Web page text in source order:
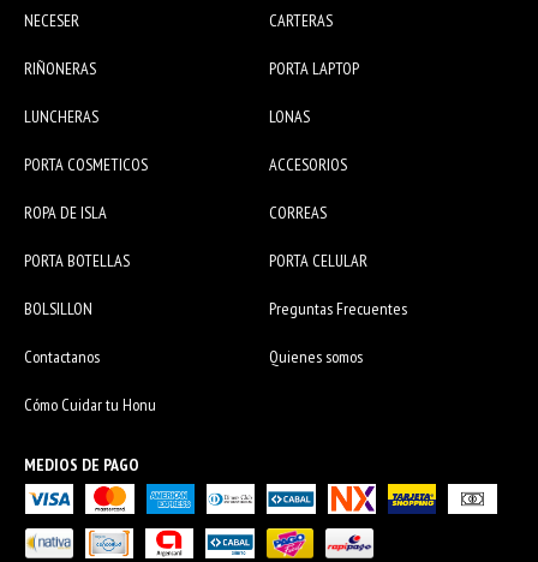
NECESER CARTERAS
RIÑONERAS PORTA LAPTOP
LUNCHERAS LONAS
PORTA COSMETICOS ACCESORIOS
ROPA DE ISLA CORREAS
PORTA BOTELLAS PORTA CELULAR
BOLSILLON Preguntas Frecuentes
Contactanos Quienes somos
Cómo Cuidar tu Honu
MEDIOS DE PAGO